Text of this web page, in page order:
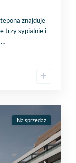
znajduje
trzy sypialnie i
…
Na sprzedaż